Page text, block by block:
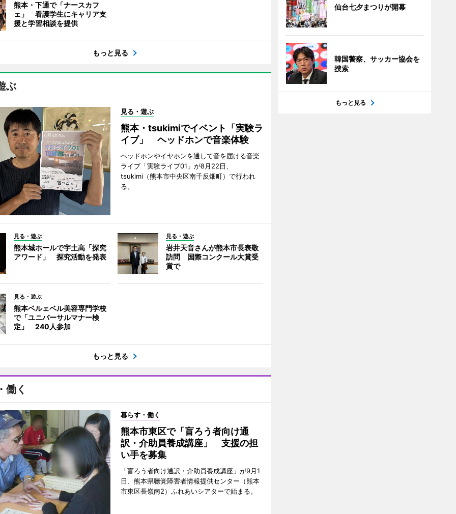
熊本・下通で「ナースカフ
ェ」 看護学生にキャリア支
援と学習相談を提供
もっと見る
ぶ
見る・遊ぶ
熊本・tsukimiでイベント「実験ラ
イブ」 ヘッドホンで音楽体験
ヘッドホンやイヤホンを通して音を届ける音楽
ライブ「実験ライブ01」が8月22日、
tsukimi（熊本市中央区南千反畑町）で行われ
る。
見る・遊ぶ
熊本城ホールで宇土高「探究
アワード」 探究活動を発表
見る・遊ぶ
岩井天音さんが熊本市長表敬
訪問 国際コンクール大賞受
賞で
見る・遊ぶ
熊本ベルェベル美容専門学校
で「ユニバーサルマナー検
定」 240人参加
もっと見る
働く
暮らす・働く
熊本市東区で「盲ろう者向け通
訳・介助員養成講座」 支援の担
い手を募集
「盲ろう者向け通訳・介助員養成講座」が9月1
日、熊本県聴覚障害者情報提供センター（熊本
市東区長嶺南2）ふれあいシアターで始まる。
仙台七夕まつりが開幕
韓国警察、サッカー協会を
捜索
もっと見る